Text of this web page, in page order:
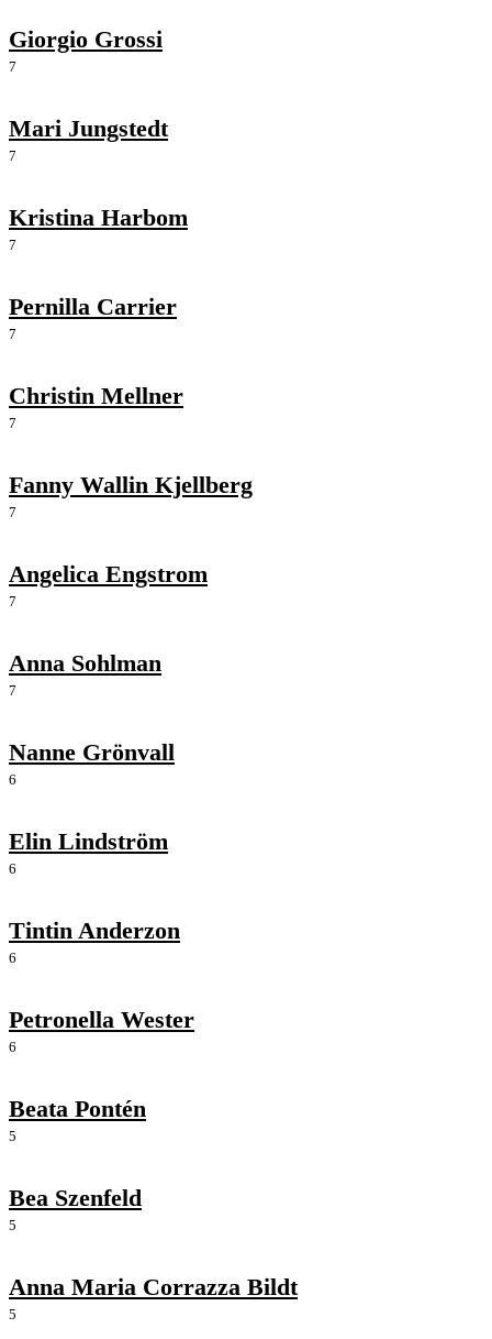
Giorgio Grossi
7
Mari Jungstedt
7
Kristina Harbom
7
Pernilla Carrier
7
Christin Mellner
7
Fanny Wallin Kjellberg
7
Angelica Engstrom
7
Anna Sohlman
7
Nanne Grönvall
6
Elin Lindström
6
Tintin Anderzon
6
Petronella Wester
6
Beata Pontén
5
Bea Szenfeld
5
Anna Maria Corrazza Bildt
5